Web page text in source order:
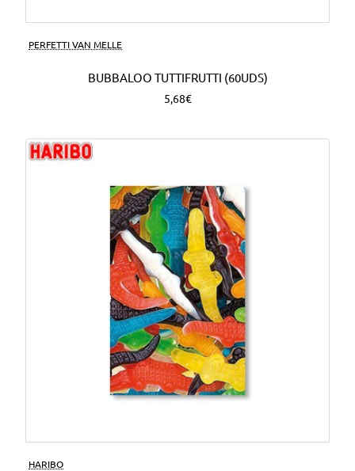
PERFETTI VAN MELLE
BUBBALOO TUTTIFRUTTI (60UDS)
5,68€
HARIBO